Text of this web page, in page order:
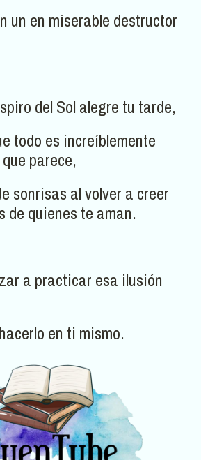
un en miserable destructor
del Sol alegre tu tarde,
todo es increíblemente
parece,
sonrisas al volver a creer
de quienes te aman.
a practicar esa ilusión
en ti mismo.